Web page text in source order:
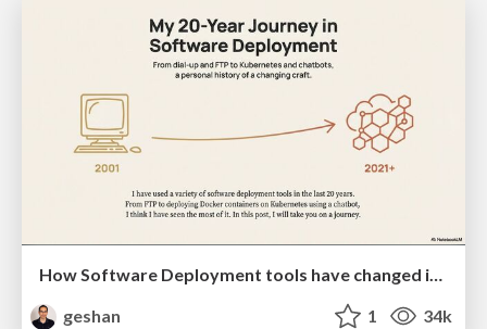
How Software Deployment tools have changed in the past 20 years
geshan
1 34k